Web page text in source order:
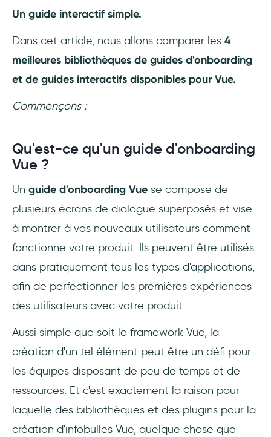
de Vue ?
Un guide interactif simple.
Dans cet article, nous allons comparer les 4
meilleures bibliothèques de guides d'onboarding
et de guides interactifs disponibles pour Vue.
Commençons :
Qu'est-ce qu'un guide d'onboarding
Vue ?
Un guide d'onboarding Vue se compose de
plusieurs écrans de dialogue superposés et vise
à montrer à vos nouveaux utilisateurs comment
fonctionne votre produit. Ils peuvent être utilisés
dans pratiquement tous les types d'applications,
afin de perfectionner les premières expériences
des utilisateurs avec votre produit.
Aussi simple que soit le framework Vue, la
création d'un tel élément peut être un défi pour
les équipes disposant de peu de temps et de
ressources. Et c'est exactement la raison pour
laquelle des bibliothèques et des plugins pour la
création d'infobulles Vue, quelque chose que